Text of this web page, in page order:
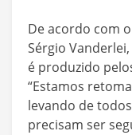
De acordo com
Sérgio
é produzido
“Estamos
levando de
precisam ser